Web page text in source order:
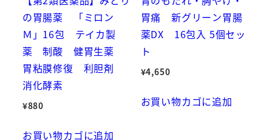
の胃腸薬 「ミロン
Ｍ」16包 テイカ製
薬 制酸 健胃生薬
胃粘膜修復 利胆剤
消化酵素
¥880
お買い物カゴに追加
胃痛 新グリーン胃腸
薬DX 16包入 5個セッ
ト
¥4,650
お買い物カゴに追加